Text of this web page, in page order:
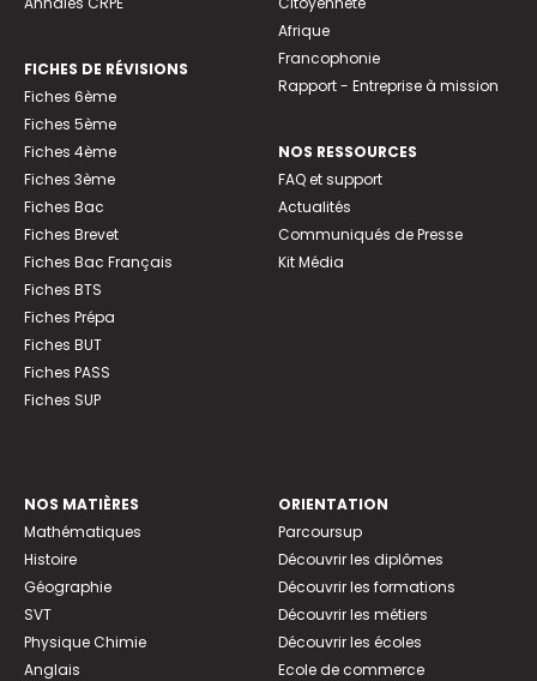
FICHES DE RÉVISIONS
Fiches 6ème
Fiches 5ème
Fiches 4ème
Fiches 3ème
Fiches Bac
Fiches Brevet
Fiches Bac Français
Fiches BTS
Fiches Prépa
Fiches BUT
Fiches PASS
Fiches SUP
Afrique
Francophonie
Rapport - Entreprise à mission
NOS RESSOURCES
FAQ et support
Actualités
Communiqués de Presse
Kit Média
NOS MATIÈRES
Mathématiques
Histoire
Géographie
SVT
Physique Chimie
Anglais
ORIENTATION
Parcoursup
Découvrir les diplômes
Découvrir les formations
Découvrir les métiers
Découvrir les écoles
Ecole de commerce